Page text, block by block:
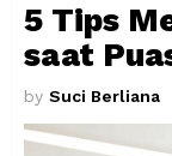
5 Tips
saat
by Suci Berliana